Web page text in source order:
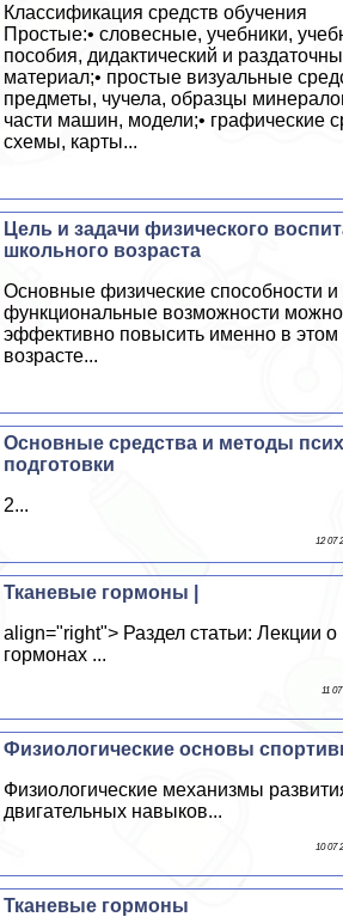
Классификация средств обучения
Простые:• словесные, учебники,
пособия, дидактический и
материал;• простые визуальные
предметы, чучела, образцы
части машин, модели;• графические
схемы, карты...
Цель и задачи физического
школьного возраста
Основные физические способности и
функциональные возможности можно
эффективно повысить именно в этом
возрасте...
Основные средства и методы
подготовки
2...
12 07
Тканевые гормоны |
align="right"> Раздел статьи: Лекции о
гормонах ...
11
Физиологические основы
Физиологические механизмы
двигательных навыков...
10 07
Тканевые гормоны